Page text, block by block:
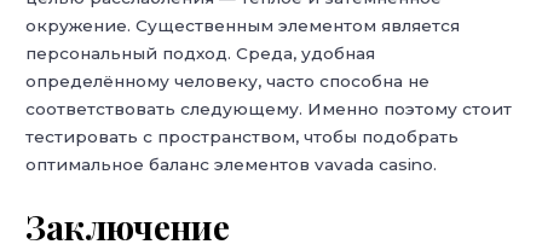
окружение. Существенным элементом является
персональный подход. Среда, удобная
определённому человеку, часто способна не
соответствовать следующему. Именно поэтому стоит
тестировать с пространством, чтобы подобрать
оптимальное баланс элементов vavada casino.
Заключение